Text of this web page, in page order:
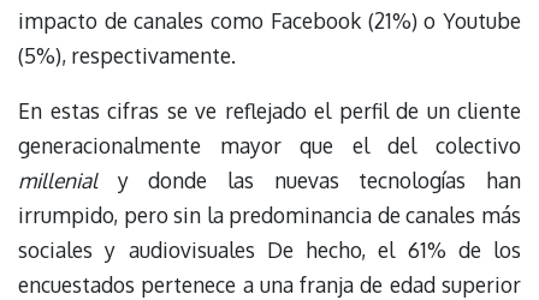
impacto de canales como Facebook (21%) o Youtube
(5%), respectivamente.
En estas cifras se ve reflejado el perfil de un cliente
generacionalmente mayor que el del colectivo
millenialy donde las nuevas tecnologías han
irrumpido, pero sin la predominancia de canales más
sociales y audiovisuales De hecho, el 61% de los
encuestados pertenece a una franja de edad superior